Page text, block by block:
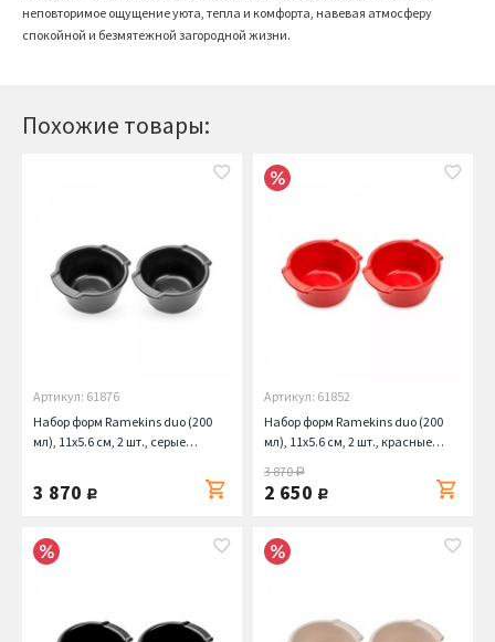
Похожие товары:
Артикул: 61876
Набор форм Ramekins duo (200
мл), 11х5.6 см, 2 шт., серые
3 870 руб.
Артикул: 61852
Набор форм Ramekins duo (200
мл), 11х5.6 см, 2 шт., красные
3 870руб.
2 650 руб.
неповторимое ощущение уюта, тепла и комфорта, навевая атмосферу
спокойной и безмятежной загородной жизни.